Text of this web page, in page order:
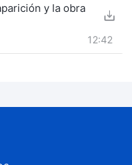
y la obra
12:42